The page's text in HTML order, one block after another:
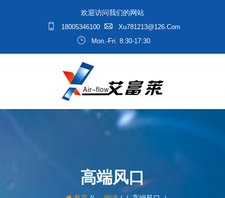
欢迎访问我们的网站
18005346100
Xu781213@126.com
Mon.-Fri. 8:30-17:30
高端风口